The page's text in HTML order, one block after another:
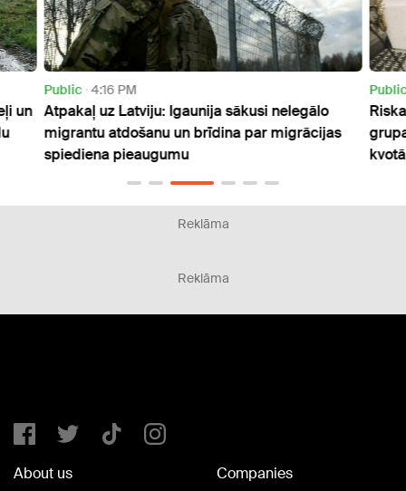
un
Public 4:16 PM
Atpakaļ uz Latviju: Igaunija sākusi nelegālo
migrantu atdošanu un brīdina par migrācijas
spiediena pieaugumu
Reklāma
Reklāma
About us
Companies